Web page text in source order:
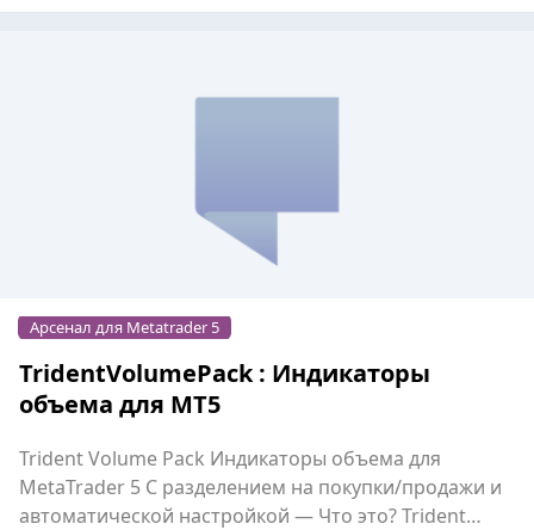
Арсенал для Metatrader 5
TridentVolumePack : Индикаторы
объема для MT5
Trident Volume Pack Индикаторы объема для
MetaTrader 5 С разделением на покупки/продажи и
автоматической настройкой — Что это? Trident